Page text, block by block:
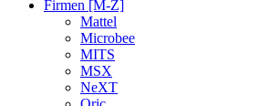
Firmen [M-Z]
Mattel
Microbee
MITS
MSX
NeXT